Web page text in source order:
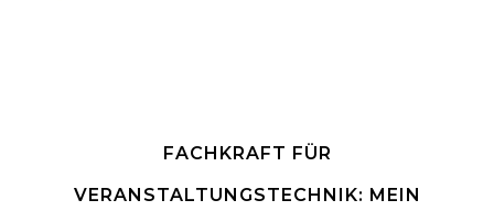
FACHKRAFT FÜR
VERANSTALTUNGSTECHNIK: MEIN